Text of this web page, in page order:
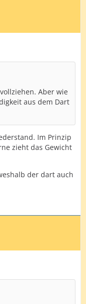
Aber wie
aus dem Dart
Im Prinzip
zieht das Gewicht
der dart auch